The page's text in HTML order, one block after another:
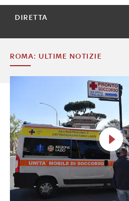
DIRETTA
ROMA: ULTIME NOTIZIE